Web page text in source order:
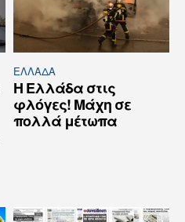
ΕΛΛΆΔΑ
Η Ελλάδα στις
φλόγες! Μάχη σε
πολλά μέτωπα